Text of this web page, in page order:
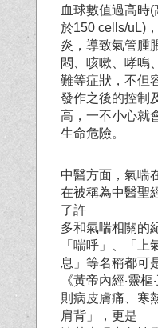
血球數值過高時(
於150 cells/uL)
炎，導致氣管腫
悶、咳嗽、哮鳴
難等症狀，不但
發作之後的控制
高，一不小心就
生命危險。
中醫方面，氣喘
在被稱為中醫聖
了許
多和氣喘相關的
「喘呼」、「上
息」等名稱都可
《黃帝內經‧靈
則病皮膚痛、寒
肩背」，更是